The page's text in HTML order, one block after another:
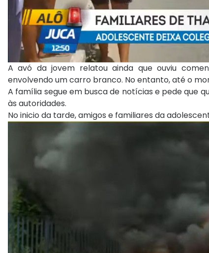
A avó da jovem relatou ainda que ouviu
envolvendo um carro branco. No entanto, até o
A família segue em busca de notícias e pede que
às autoridades.
No inicio da tarde, amigos e familiares da